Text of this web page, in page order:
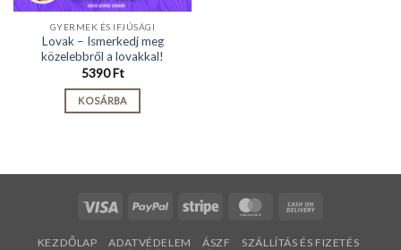
GYERMEK ÉS IFJÚSÁGI
Lovak – Ismerkedj meg
közelebbről a lovakkal!
5390Ft
KOSÁRBA
Visa PayPal Stripe MasterCard
Delivery
KEZDŐLAP ADATVÉDELEM ÁSZF
SZÁLLÍTÁS ÉS FIZETÉS